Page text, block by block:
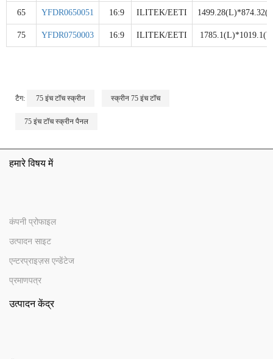
65 YFDR0650051 16:9 ILITEK/EETI
75 YFDR0750003 16:9 ILITEK/EETI
टैग: 75 इंच टॉच स्क्रीन स्क्रीन 75 इंच टॉच
75 इंच टॉच स्क्रीन पैनल
हमारे विषय में
कंपनी प्रोफाइल
उत्पादन साइट
एन्टरप्राइज़स एन्डेंटेज
प्रमाणपत्र
उत्पादन केंद्र